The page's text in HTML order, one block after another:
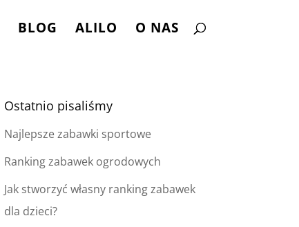
BLOG ALILO O NAS
Ostatnio pisaliśmy
Najlepsze zabawki sportowe
Ranking zabawek ogrodowych
Jak stworzyć własny ranking zabawek
dla dzieci?